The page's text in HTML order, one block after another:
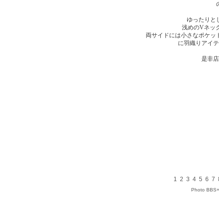
ゆったりと
浅めのVネッ
両サイドには小さなポケ
に羽織りアイ
是非
1 2 3 4 5 6 7
Photo BBS+